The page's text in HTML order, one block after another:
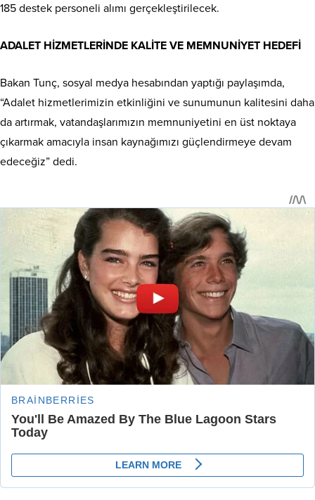
185 destek personeli alımı gerçekleştirilecek.
ADALET HİZMETLERİNDE KALİTE VE MEMNUNİYET HEDEFİ
Bakan Tunç, sosyal medya hesabından yaptığı paylaşımda,
“Adalet hizmetlerimizin etkinliğini ve sunumunun kalitesini daha
da artırmak, vatandaşlarımızın memnuniyetini en üst noktaya
çıkarmak amacıyla insan kaynağımızı güçlendirmeye devam
edeceğiz” dedi.